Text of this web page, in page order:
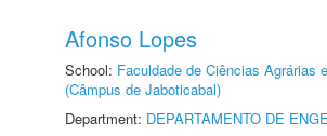
Afonso Lopes
School: Faculdade de Ciências Agrárias
(Câmpus de Jaboticabal)
Department: DEPARTAMENTO DE